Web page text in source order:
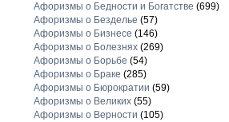
Афоризмы о Бедности и Богатстве (699)
Афоризмы о Безделье (57)
Афоризмы о Бизнесе (146)
Афоризмы о Болезнях(269)
Афоризмы о Борьбе (54)
Афоризмы о Браке (285)
Афоризмы о Бюрократии (59)
Афоризмы о Великих(55)
Афоризмы о Верности (105)